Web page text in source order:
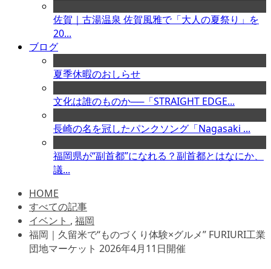
佐賀｜古湯温泉 佐賀風雅で「大人の夏祭り」を
20...
ブログ
夏季休暇のおしらせ
文化は誰のものか──「STRAIGHT EDGE...
長崎の名を冠したパンクソング「Nagasaki ...
福岡県が“副首都”になれる？副首都とはなにか、
議...
HOME
すべての記事
イベント , 福岡
福岡｜久留米で“ものづくり体験×グルメ” FURIURI工業
団地マーケット 2026年4月11日開催